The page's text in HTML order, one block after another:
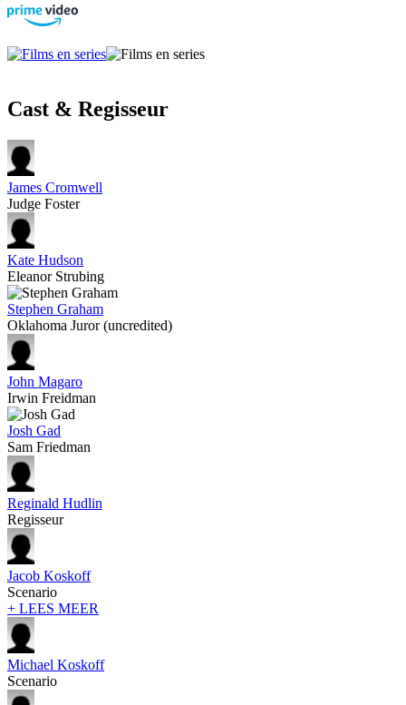
Cast & Regisseur
James Cromwell
Judge Foster
Kate Hudson
Eleanor Strubing
Stephen Graham
Oklahoma Juror (uncredited)
John Magaro
Irwin Freidman
Josh Gad
Sam Friedman
Reginald Hudlin
Regisseur
Jacob Koskoff
Scenario
+ LEES MEER
Michael Koskoff
Scenario